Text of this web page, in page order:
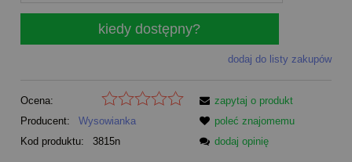
kiedy dostępny?
dodaj do listy zakupów
Ocena:
Producent:
Wysowianka
Kod produktu:
3815n
zapytaj o produkt
poleć znajomemu
dodaj opinię